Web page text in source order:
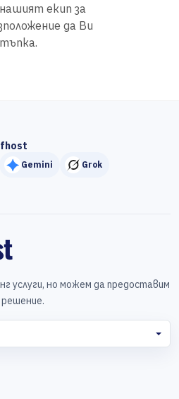
екип за
да Ви
Gemini Grok
услуги, но можем да предоставим
решение.